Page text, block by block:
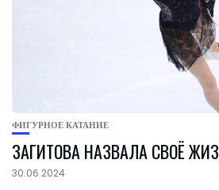
ФИГУРНОЕ КАТАНИЕ
ЗАГИТОВА НАЗВАЛА СВОЁ
30.06.2024